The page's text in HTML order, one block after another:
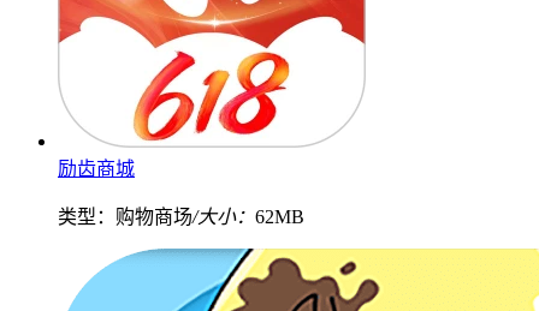
励齿商城
类型：购物商场/大小： 62MB